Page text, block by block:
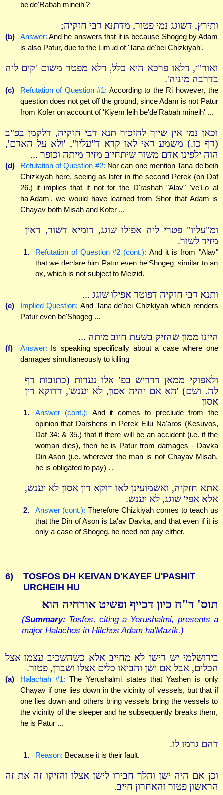
be'de'Rabah mineih'?
ותירץ, דשוגג נמי פטור, מדתנא דבי חזקיה;
(b) Answer: And he answers that it is because Shogeg by Adam
is also Patur, due to the Limud of 'Tana de'bei Chizkiyah'.
ואור"י, דלאו פרכא היא כלל, דלא מפטר משום 'קים ליה
בדרבה מיניה'.
(c) Refutation of Question #1: According to the Ri however, the
question does not get off the ground, since Adam is not Patur
from Kofer on account of 'Kiyem leih be'de'Rabah mineih' ...
וכאן נמי אין שייך להזכיר תנא דבי חזקיה, דלקמן בפ"ב
(דף כו.) משמע דאי לאו קרא ד"עליו", 'ולא על האדם',
הוה ילפינן אדם משור שיתחייב מזיד מיתה וכופר ...
(d) Refutation of Question #2: Nor can one mention Tana de'beih
Chizkiyah here, seeing as later in the second Perek (on Daf
26.) it implies that if not for the D'rashah "Alav" 've'Lo al
ha'Adam', we would have learned from Shor that Adam is
Chayav both Misah and Kofer ...
ומ"עליו" פטרי ליה אפילו שוגג, דומיא דשור, דאין
מזיד לשור.
1. Refutation of Question #2 (cont.): And it is from "Alav"
that we declare him Patur even be'Shogeg, similar to an
ox, which is not subject to Meizid.
ותנא דבי חזקיה דפוטר אפילו שוגג ...
(e) Implied Question: And Tana de'bei Chizkiyah which renders
Patur even be'Shogeg ...
היינו ממון שהזיק בשעת חיוב מיתה ...
(f) Answer: Is speaking specifically about a case where one
damages simultaneously to killing
ולאפוקי ממאן דדריש בפ' אלו נערות (כתובות דף
לה. ושם) 'הא אם יהיה אסון, לא יענש', דדוקא דין
אסון
1. Answer (cont.): And it comes to preclude from the
opinion that Darshens in Perek Eilu Na'aros (Kesuvos,
Daf 34: & 35.) that if there will be an accident (i.e. if the
woman dies), then he is Patur from damages - Davka
Din Ason (i.e. wherever the man is not Chayav Misah,
he is obligated to pay) ...
אתא חזקיה, ואשמועינן לאו דוקא דין אסון לא יענש,
אלא אפי' שוגג, לא יענש.
2. Answer (cont.): Therefore Chizkiyah comes to teach us
that the Din of Ason is La'av Davka, and that even if it is
only a case of Shogeg, he need not pay either.
6)
TOSFOS DH KEIVAN D'KAYEF U'PASHIT
URCHEIH HU
תוס' ד"ה כיון דכייף ופשיט אורחיה הוא
(Summary: Tosfos, citing a Yerushalmi, presents a
major Halachos in Hilchos Adam ha'Mazik.)
בירושלמי יש דישן לא מחייב אלא כשהשכיב עצמו אצל
הכלים, אבל אם ישן והביאו כלים אצלו ושברן, פטור.
(a) Halachah #1: The Yerushalmi states that Yashen is only
Chayav if one lies down in the vicinity of vessels, but that if
one lies down and others bring vessels bring the vessels to
the vicinity of the sleeper and he subsequently breaks them,
he is Patur ...
דהם גרמו לו.
1. Reason: Because it is their fault.
וכן אם היה ישן והלך חבירו לישן אצלו והזיקו זה את זה
הראשון פטור והאחרון חייב.